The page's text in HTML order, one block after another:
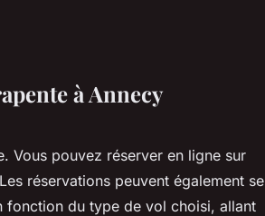
à Annecy
Vous pouvez réserver en ligne sur
réservations peuvent également se
fonction du type de vol choisi, allant